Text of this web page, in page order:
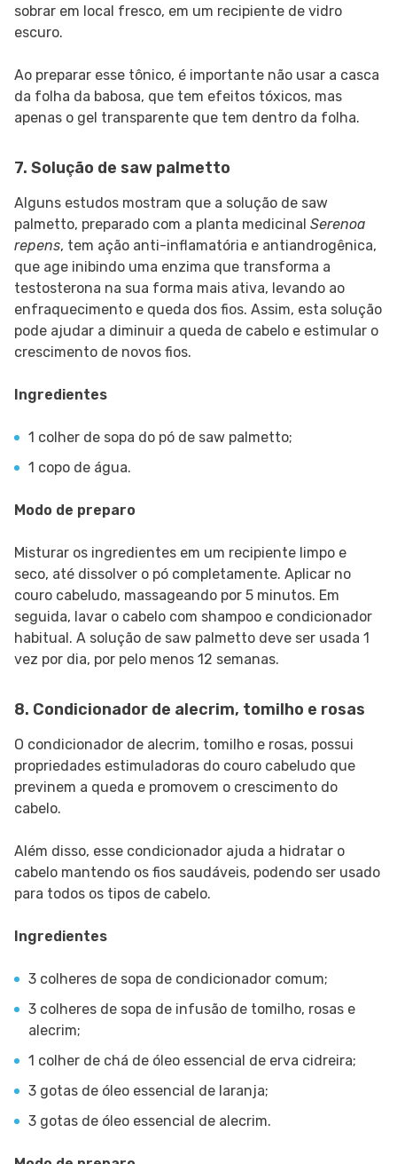
sobrar em local fresco, em um recipiente de vidro
escuro.
Ao preparar esse tônico, é importante não usar a casca
da folha da babosa, que tem efeitos tóxicos, mas
apenas o gel transparente que tem dentro da folha.
7. Solução de saw palmetto
Alguns estudos mostram que a solução de saw
palmetto, preparado com a planta medicinal Serenoa
repens, tem ação anti-inflamatória e antiandrogênica,
que age inibindo uma enzima que transforma a
testosterona na sua forma mais ativa, levando ao
enfraquecimento e queda dos fios. Assim, esta solução
pode ajudar a diminuir a queda de cabelo e estimular o
crescimento de novos fios.
Ingredientes
1 colher de sopa do pó de saw palmetto;
1 copo de água.
Modo de preparo
Misturar os ingredientes em um recipiente limpo e
seco, até dissolver o pó completamente. Aplicar no
couro cabeludo, massageando por 5 minutos. Em
seguida, lavar o cabelo com shampoo e condicionador
habitual. A solução de saw palmetto deve ser usada 1
vez por dia, por pelo menos 12 semanas.
8. Condicionador de alecrim, tomilho e rosas
O condicionador de alecrim, tomilho e rosas, possui
propriedades estimuladoras do couro cabeludo que
previnem a queda e promovem o crescimento do
cabelo.
Além disso, esse condicionador ajuda a hidratar o
cabelo mantendo os fios saudáveis, podendo ser usado
para todos os tipos de cabelo.
Ingredientes
3 colheres de sopa de condicionador comum;
3 colheres de sopa de infusão de tomilho, rosas e
alecrim;
1 colher de chá de óleo essencial de erva cidreira;
3 gotas de óleo essencial de laranja;
3 gotas de óleo essencial de alecrim.